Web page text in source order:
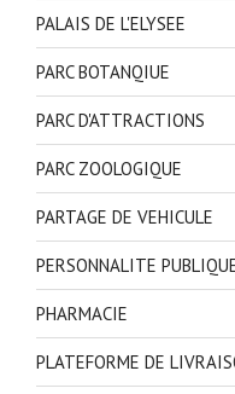
PALAIS DE L'ELYSEE
PARC BOTANQIUE
PARC D'ATTRACTIONS
PARC ZOOLOGIQUE
PARTAGE DE VEHICULE
PERSONNALITE
PHARMACIE
PLATEFORME DE